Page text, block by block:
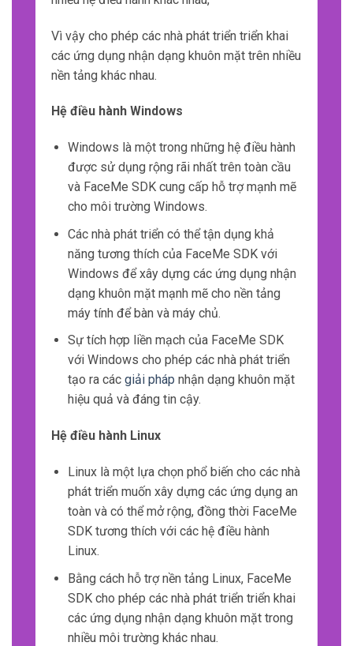
Vì vậy cho phép các nhà phát triển triển khai
các ứng dụng nhận dạng khuôn mặt trên nhiều
nền tảng khác nhau.
Hệ điều hành Windows
Windows là một trong những hệ điều hành
được sử dụng rộng rãi nhất trên toàn cầu
và FaceMe SDK cung cấp hỗ trợ mạnh mẽ
cho môi trường Windows.
Các nhà phát triển có thể tận dụng khả
năng tương thích của FaceMe SDK với
Windows để xây dựng các ứng dụng nhận
dạng khuôn mặt mạnh mẽ cho nền tảng
máy tính để bàn và máy chủ.
Sự tích hợp liền mạch của FaceMe SDK
với Windows cho phép các nhà phát triển
tạo ra các giải pháp nhận dạng khuôn mặt
hiệu quả và đáng tin cậy.
Hệ điều hành Linux
Linux là một lựa chọn phổ biến cho các nhà
phát triển muốn xây dựng các ứng dụng an
toàn và có thể mở rộng, đồng thời FaceMe
SDK tương thích với các hệ điều hành
Linux.
Bằng cách hỗ trợ nền tảng Linux, FaceMe
SDK cho phép các nhà phát triển triển khai
các ứng dụng nhận dạng khuôn mặt trong
nhiều môi trường khác nhau.